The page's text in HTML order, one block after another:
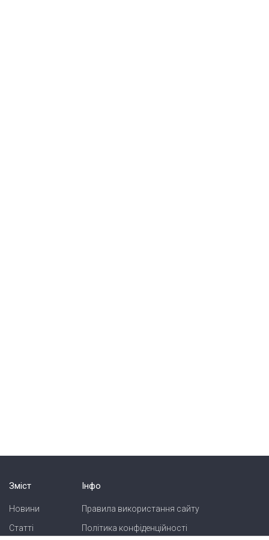
Зміст
Новини
Статті
Інфо
Правила використання сайту
Політика конфіденційності